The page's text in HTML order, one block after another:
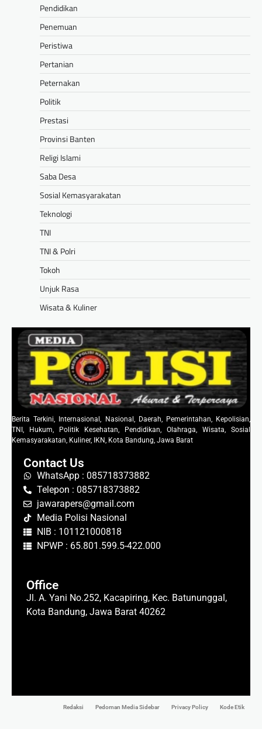
Pendidikan
Penemuan
Peristiwa
Pertanian
Peternakan
Politik
Prestasi
Provinsi Banten
Religi Islami
Saba Desa
Sosial Kemasyarakatan
Teknologi
TNI
TNI & Polri
Tokoh
Unjuk Rasa
Wisata & Kuliner
Berita Terkini, Internasional, Nasional, Daerah, Pemerintahan, Kepolisian,
TNI, Hukum, Politik Kesehatan, Pendidikan, Olahraga, Wisata, Sosial
Kemasyarakatan, Kuliner, IKN, Kota Bandung, Jawa Barat
Contact Us
WhatsApp : 085718373882
Telepon : 085718373882
jawarapers@gmail.com
Media Polisi Nasional
NIB : 101121000818
NPWP : 65.801.599.5-422.000
Office
Jl. A. Yani No.252, Kacapiring, Kec. Batununggal,
Kota Bandung, Jawa Barat 40262
Redaksi Pedoman Media Sidebar Privacy Policy Kode Etik